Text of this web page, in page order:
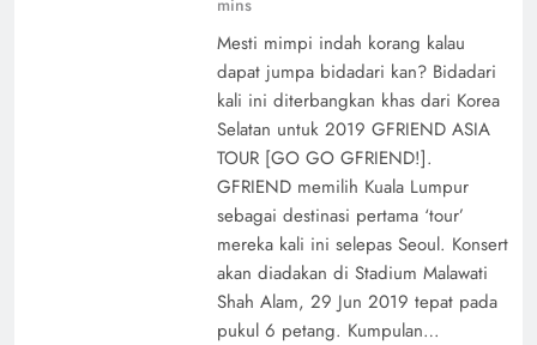
Mesti mimpi indah korang kalau
dapat jumpa bidadari kan? Bidadari
kali ini diterbangkan khas dari Korea
Selatan untuk 2019 GFRIEND ASIA
TOUR [GO GO GFRIEND!].
GFRIEND memilih Kuala Lumpur
sebagai destinasi pertama ‘tour’
mereka kali ini selepas Seoul. Konsert
akan diadakan di Stadium Malawati
Shah Alam, 29 Jun 2019 tepat pada
pukul 6 petang. Kumpulan…